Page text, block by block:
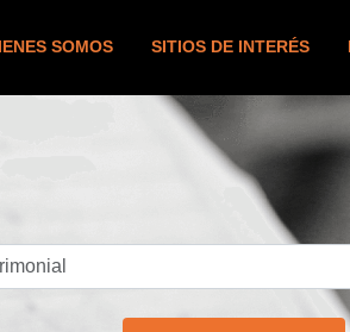
SOMOS SITIOS DE INTERÉS